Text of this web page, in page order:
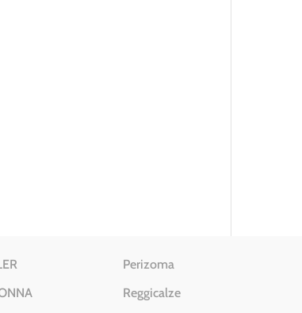
Perizoma
Reggicalze